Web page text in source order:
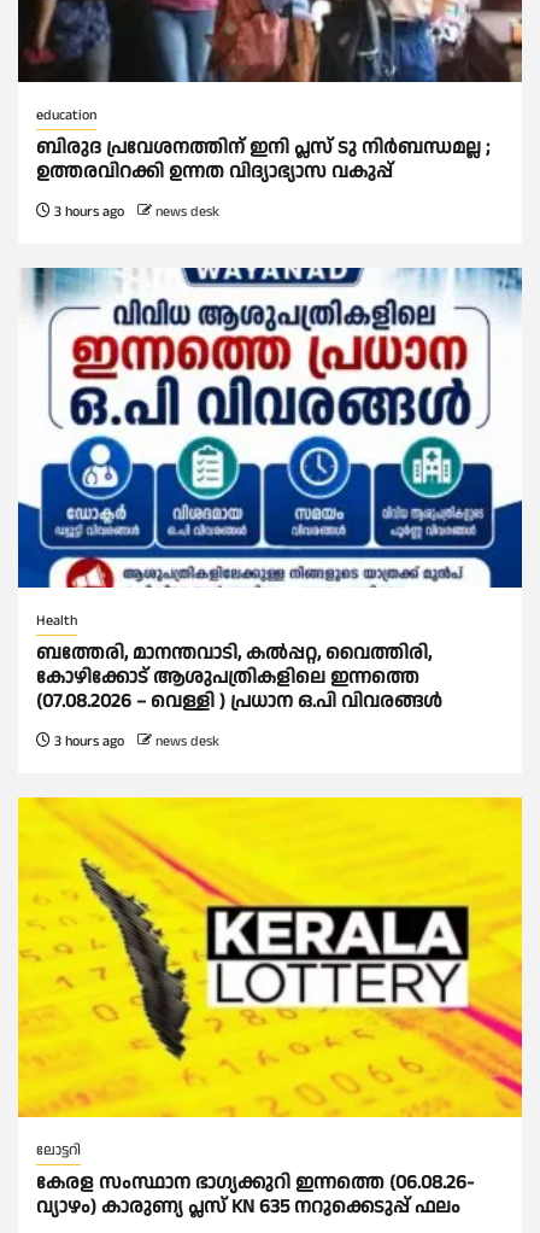
education
ബിരുദ പ്രവേശനത്തിന് ഇനി പ്ലസ് ടു നിര്‍ബന്ധമല്ല ;
ഉത്തരവിറക്കി ഉന്നത വിദ്യാഭ്യാസ വകുപ്പ്
3 hours ago news desk
Health
ബത്തേരി, മാനന്തവാടി, കൽപ്പറ്റ, വൈത്തിരി,
കോഴിക്കോട് ആശുപത്രികളിലെ ഇന്നത്തെ
(07.08.2026 – വെള്ളി ) പ്രധാന ഒ.പി വിവരങ്ങൾ
3 hours ago news desk
ലോട്ടറി
കേരള സംസ്ഥാന ഭാഗ്യക്കുറി ഇന്നത്തെ (06.08.26-
വ്യാഴം) കാരുണ്യ പ്ലസ് KN 635 നറുക്കെടുപ്പ് ഫലം